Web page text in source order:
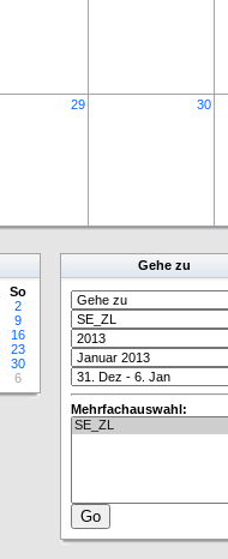
29 30
So
2
9
16
23
30
6
Gehe zu
Mehrfachauswahl: